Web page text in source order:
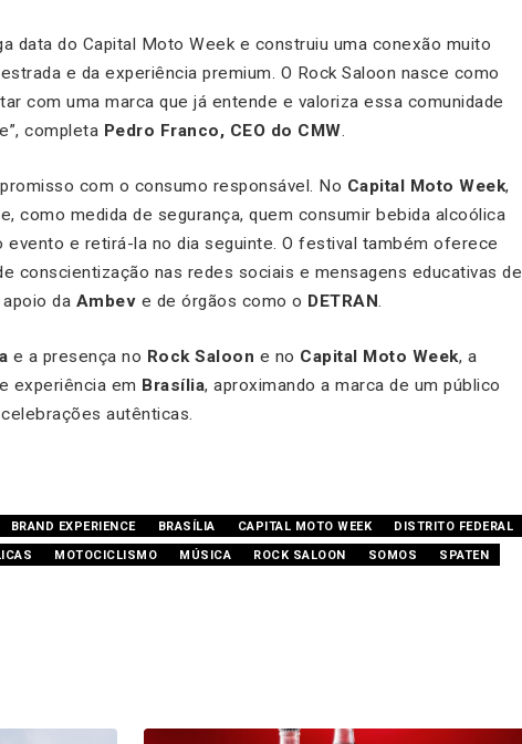
data do Capital Moto Week e construiu uma conexão muito
e da experiência premium. O Rock Saloon nasce como
com uma marca que já entende e valoriza essa comunidade
completa Pedro Franco, CEO do CMW.
com o consumo responsável. No Capital Moto Week,
como medida de segurança, quem consumir bebida alcoólica
evento e retirá-la no dia seguinte. O festival também oferece
conscientização nas redes sociais e mensagens educativas de
da Ambev e de órgãos como o DETRAN.
e a presença no Rock Saloon e no Capital Moto Week, a
experiência em Brasília, aproximando a marca de um público
autênticas.
BRAND EXPERIENCE BRASÍLIA CAPITAL MOTO WEEK
DISTRITO FEDERAL
MOTOCICLISMO MÚSICA ROCK SALOON SOMOS SPATEN